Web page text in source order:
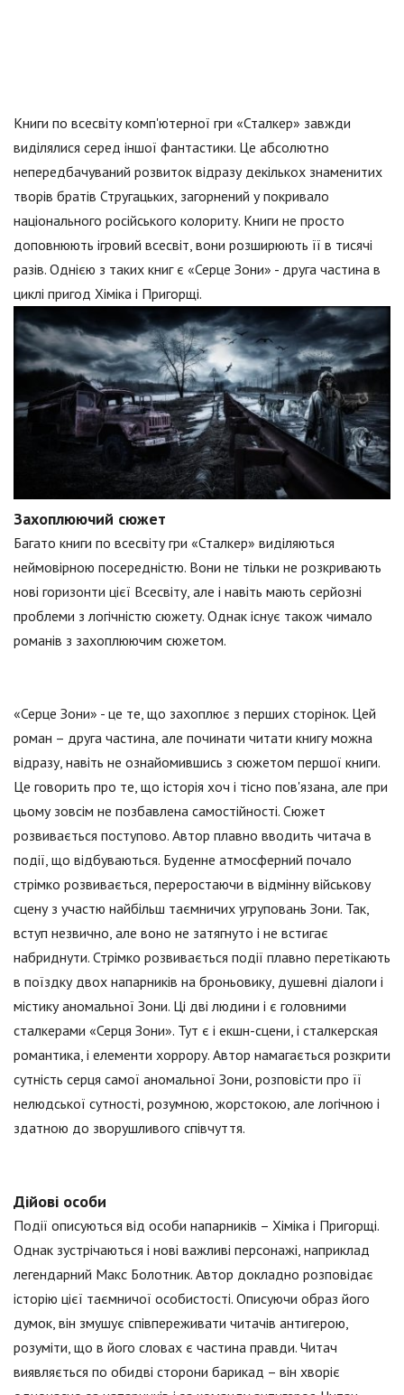
Книги по всесвіту комп'ютерної гри «Сталкер» завжди
виділялися серед іншої фантастики. Це абсолютно
непередбачуваний розвиток відразу декількох знаменитих
творів братів Стругацьких, загорнений у покривало
національного російського колориту. Книги не просто
доповнюють ігровий всесвіт, вони розширюють її в тисячі
разів. Однією з таких книг є «Серце Зони» - друга частина в
циклі пригод Хіміка і Пригорщі.
Захоплюючий сюжет
Багато книги по всесвіту гри «Сталкер» виділяються
неймовірною посередністю. Вони не тільки не розкривають
нові горизонти цієї Всесвіту, але і навіть мають серйозні
проблеми з логічністю сюжету. Однак існує також чимало
романів з захоплюючим сюжетом.
«Серце Зони» - це те, що захоплює з перших сторінок. Цей
роман – друга частина, але починати читати книгу можна
відразу, навіть не ознайомившись з сюжетом першої книги.
Це говорить про те, що історія хоч і тісно пов'язана, але при
цьому зовсім не позбавлена самостійності. Сюжет
розвивається поступово. Автор плавно вводить читача в
події, що відбуваються. Буденне атмосферний почало
стрімко розвивається, переростаючи в відмінну військову
сцену з участю найбільш таємничих угруповань Зони. Так,
вступ незвично, але воно не затягнуто і не встигає
набриднути. Стрімко розвивається події плавно перетікають
в поїздку двох напарників на броньовику, душевні діалоги і
містику аномальної Зони. Ці дві людини і є головними
сталкерами «Серця Зони». Тут є і екшн-сцени, і сталкерская
романтика, і елементи хоррору. Автор намагається розкрити
сутність серця самої аномальної Зони, розповісти про її
нелюдської сутності, розумною, жорстокою, але логічною і
здатною до зворушливого співчуття.
Дійові особи
Події описуються від особи напарників – Хіміка і Пригорщі.
Однак зустрічаються і нові важливі персонажі, наприклад
легендарний Макс Болотник. Автор докладно розповідає
історію цієї таємничої особистості. Описуючи образ його
думок, він змушує співпереживати читачів антигерою,
розуміти, що в його словах є частина правди. Читач
виявляється по обидві сторони барикад – він хворіє